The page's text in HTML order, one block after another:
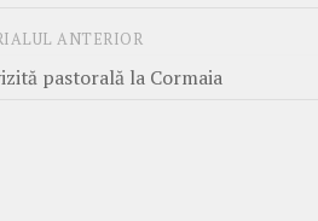
ANTERIOR
pastorală la Cormaia